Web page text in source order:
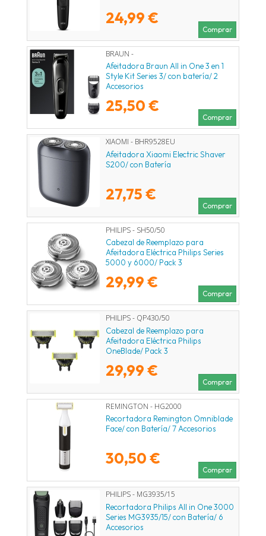
24,99 €
Comprar
BRAUN -
Afeitadora Braun All in One 3 en 1
Style Kit Series 3/ con batería/ 2
Accesorios
25,50 €
Comprar
XIAOMI - BHR9528EU
Afeitadora Xiaomi Electric Shaver
S200/ con Batería
27,75 €
Comprar
PHILIPS - SH50/50
Cabezal de Reemplazo para
Afeitadora Eléctrica Philips Series
5000 y 6000/ Pack 3
29,99 €
Comprar
PHILIPS - QP430/50
Cabezal de Reemplazo para
Afeitadora Eléctrica Philips
OneBlade/ Pack 3
29,99 €
Comprar
REMINGTON - HG2000
Recortadora Remington Omniblade
Face/ con Batería/ 7 Accesorios
30,50 €
Comprar
PHILIPS - MG3935/15
Recortadora Philips All in One 3000
Series MG3935/15/ con Batería/ 6
Accesorios